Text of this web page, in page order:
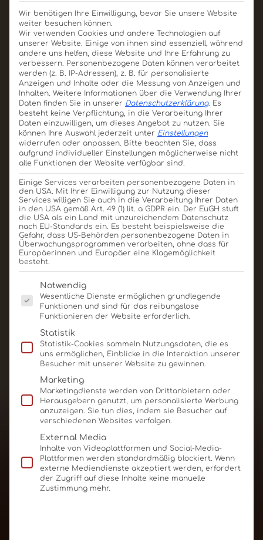
Klarsichtbox
195x143x20mm
Produkt ansehen Für Angebot merken
Mailing Versandkarton A5
Produkt ansehen
Wir benötigen Ihre Einwilligung, bevor Sie unsere Website
weiter besuchen können.
Wir verwenden Cookies und andere Technologien auf
unserer Website. Einige von ihnen sind essenziell, während
andere uns helfen, diese Website und Ihre Erfahrung zu
verbessern. Personenbezogene Daten können verarbeitet
werden (z. B. IP-Adressen), z. B. für personalisierte
Anzeigen und Inhalte oder die Messung von Anzeigen und
Inhalten. Weitere Informationen über die Verwendung Ihrer
Daten finden Sie in unserer Datenschutzerklärung. Es
besteht keine Verpflichtung, in die Verarbeitung Ihrer
Daten einzuwilligen, um dieses Angebot zu nutzen. Sie
können Ihre Auswahl jederzeit unter Einstellungen
widerrufen oder anpassen. Bitte beachten Sie, dass
aufgrund individueller Einstellungen möglicherweise nicht
alle Funktionen der Website verfügbar sind.
Einige Services verarbeiten personenbezogene Daten in
den USA. Mit Ihrer Einwilligung zur Nutzung dieser
Services willigen Sie auch in die Verarbeitung Ihrer Daten
in den USA gemäß Art. 49 (1) lit. a GDPR ein. Der EuGH stuft
die USA als ein Land mit unzureichendem Datenschutz
nach EU-Standards ein. Es besteht beispielsweise die
Gefahr, dass US-Behörden personenbezogene Daten in
Überwachungsprogrammen verarbeiten, ohne dass für
Europäerinnen und Europäer eine Klagemöglichkeit
besteht.
Es folgt eine Liste der Service-Gruppen, für die eine
Notwendig
Wesentliche Dienste ermöglichen grundlegende
Funktionen und sind für das reibungslose
Funktionieren der Website erforderlich.
Statistik
Statistik-Cookies sammeln Nutzungsdaten, die es
uns ermöglichen, Einblicke in die Interaktion unserer
Besucher mit unserer Website zu gewinnen.
Marketing
Marketingdienste werden von Drittanbietern oder
Herausgebern genutzt, um personalisierte Werbung
anzuzeigen. Sie tun dies, indem sie Besucher auf
verschiedenen Websites verfolgen.
External Media
Inhalte von Videoplattformen und Social-Media-
Plattformen werden standardmäßig blockiert. Wenn
externe Mediendienste akzeptiert werden, erfordert
der Zugriff auf diese Inhalte keine manuelle
Zustimmung mehr.